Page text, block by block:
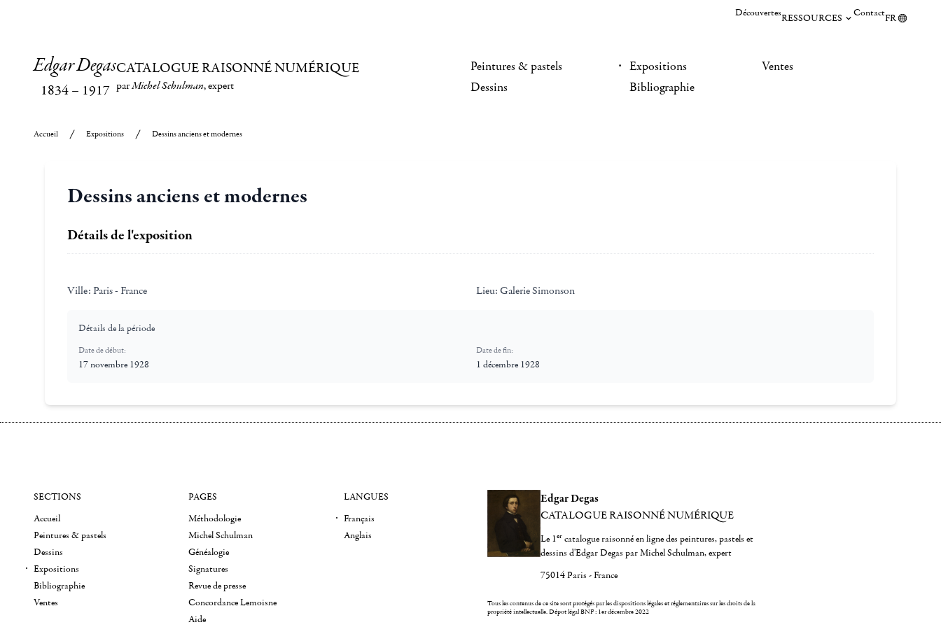
DécouvertesRESSOURCES ContactFR
Edgar Degas
1834– 1917
CATALOGUE RAISONNÉ NUMÉRIQUE
parMichel Schulman, expert
Peintures & pastels
Dessins
Expositions
Bibliographie
Ventes
Accueil Expositions Dessins anciens et modernes
Dessins anciens et modernes
Détails de l'exposition
Ville: Paris - France Lieu: Galerie Simonson
Détails de la période
Date de début:
17 novembre 1928
Date de fin:
1 décembre 1928
Edgar Degas
CATALOGUE RAISONNÉ NUMÉRIQUE
Le 1er catalogue raisonné en ligne des peintures, pastels et
dessins d'Edgar Degas par Michel Schulman, expert
75014 Paris - France
Tous les contenus de ce site sont protégés par les dispositions légales et réglementaires sur les droits de la
propriété intellectuelle.Dépot légal BNF : 1er décembre 2022
SECTIONS
Accueil
Peintures & pastels
Dessins
Expositions
Bibliographie
Ventes
PAGES
Méthodologie
Michel Schulman
Généalogie
Signatures
Revue de presse
Concordance Lemoisne
Aide
LANGUES
Français
Anglais